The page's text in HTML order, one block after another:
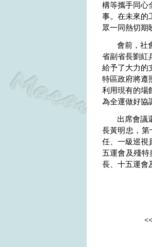
構等攜手同心
事。在未來的
眾一同熱切期
會前，社
省副省長劉紅
給予了大力的
特區政府將遵
利用現有的場
為全運做好協
出席會議
長黃明忠，第
任、一級巡視
五運會及殘
長、十五運會
<<